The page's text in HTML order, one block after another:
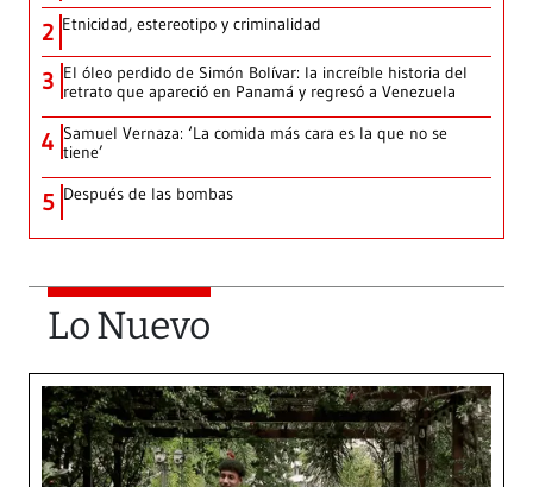
2 Etnicidad, estereotipo y criminalidad
3 El óleo perdido de Simón Bolívar: la increíble historia del
retrato que apareció en Panamá y regresó a Venezuela
4 Samuel Vernaza: ‘La comida más cara es la que no se
tiene’
5 Después de las bombas
Lo Nuevo